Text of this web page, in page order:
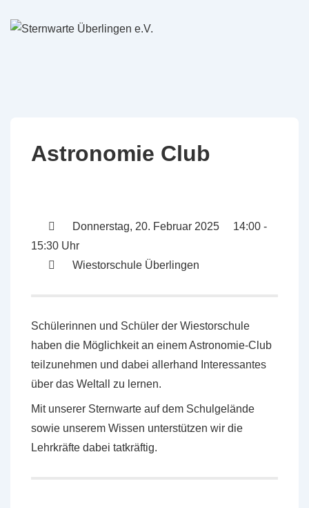
Zum
Astronomie Club
Donnerstag, 20. Februar 2025 14:00 -
15:30 Uhr
Wiestorschule Überlingen
Schülerinnen und Schüler der Wiestorschule
haben die Möglichkeit an einem Astronomie-Club
teilzunehmen und dabei allerhand Interessantes
über das Weltall zu lernen.
Mit unserer Sternwarte auf dem Schulgelände
sowie unserem Wissen unterstützen wir die
Lehrkräfte dabei tatkräftig.